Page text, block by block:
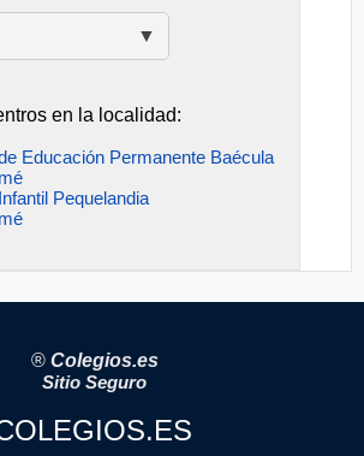
en la localidad:
Educación Permanente Baécula
Pequelandia
® Colegios.es
Sitio Seguro